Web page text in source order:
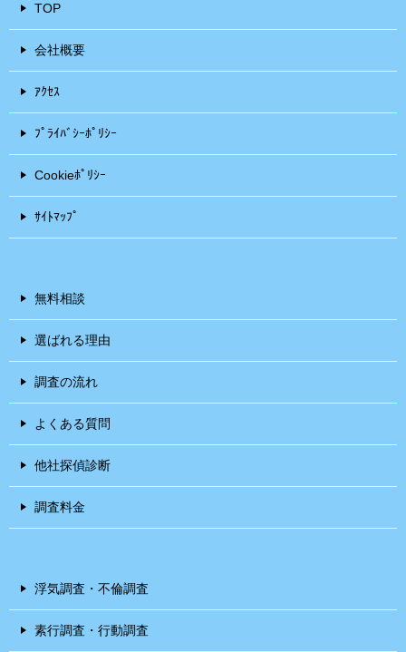
TOP
会社概要
ｱｸｾｽ
ﾌﾟﾗｲﾊﾞｼｰﾎﾟﾘｼｰ
Cookieﾎﾟﾘｼｰ
ｻｲﾄﾏｯﾌﾟ
無料相談
選ばれる理由
調査の流れ
よくある質問
他社探偵診断
調査料金
浮気調査・不倫調査
素行調査・行動調査